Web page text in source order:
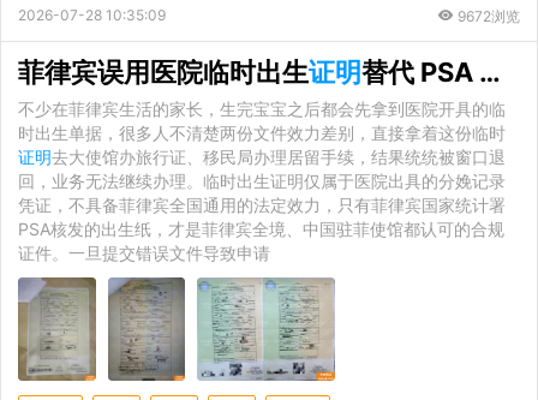
2026-07-28 10:35:09 9672浏览
菲律宾误用医院临时出生证明替代 PSA 正式文件，完整补救流程详解
不少在菲律宾生活的家长，生完宝宝之后都会先拿到医院开具的临
时出生单据，很多人不清楚两份文件效力差别，直接拿着这份临时
证明去大使馆办旅行证、移民局办理居留手续，结果统统被窗口退
回，业务无法继续办理。临时出生证明仅属于医院出具的分娩记录
凭证，不具备菲律宾全国通用的法定效力，只有菲律宾国家统计署
PSA核发的出生纸，才是菲律宾全境、中国驻菲使馆都认可的合规
证件。一旦提交错误文件导致申请